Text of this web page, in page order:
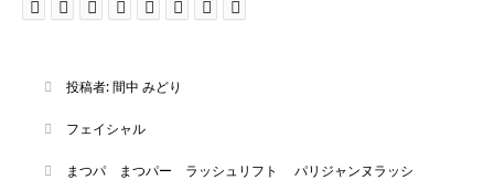
投稿者:間中 みどり
フェイシャル
まつパ まつパー ラッシュリフト パリジャンヌラッシ